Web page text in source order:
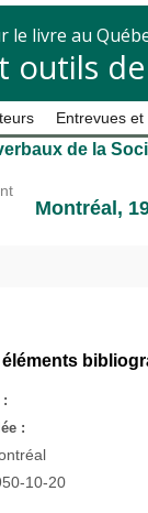
le livre au
outils
Entrevues
de la
Montréal,
:
:
10-20